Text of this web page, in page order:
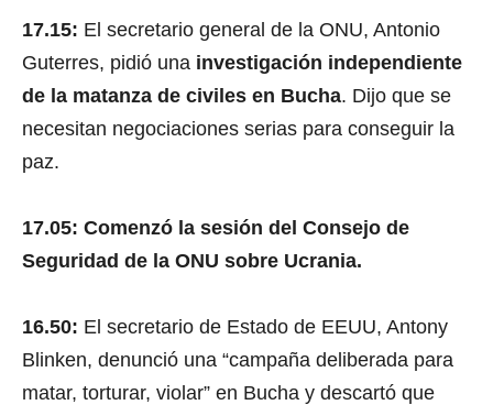
17.15: El secretario general de la ONU, Antonio
Guterres, pidió una investigación independiente
de la matanza de civiles en Bucha. Dijo que se
necesitan negociaciones serias para conseguir la
paz.
17.05: Comenzó la sesión del Consejo de
Seguridad de la ONU sobre Ucrania.
16.50: El secretario de Estado de EEUU, Antony
Blinken, denunció una “campaña deliberada para
matar, torturar, violar” en Bucha y descartó que